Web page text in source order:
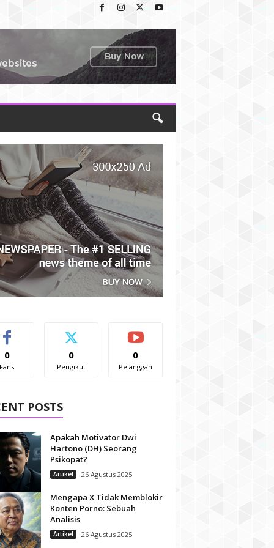
0
Fans
0
Pengikut
0
Pelanggan
POSTS
Apakah Motivator Dwi
Hartono (DH) Seorang
Psikopat?
Artikel 26 Agustus 2025
Mengapa X Tidak Memblokir
Konten Porno: Sebuah
Analisis
Artikel 26 Agustus 2025